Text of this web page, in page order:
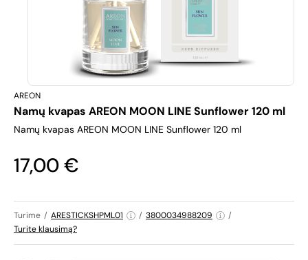
AREON
Namų kvapas AREON MOON LINE Sunflower 120 ml
Namų kvapas AREON MOON LINE Sunflower 120 ml
17,00 €
Turime / ARESTICKSHPML01 / 3800034988209
/
Turite klausimą?